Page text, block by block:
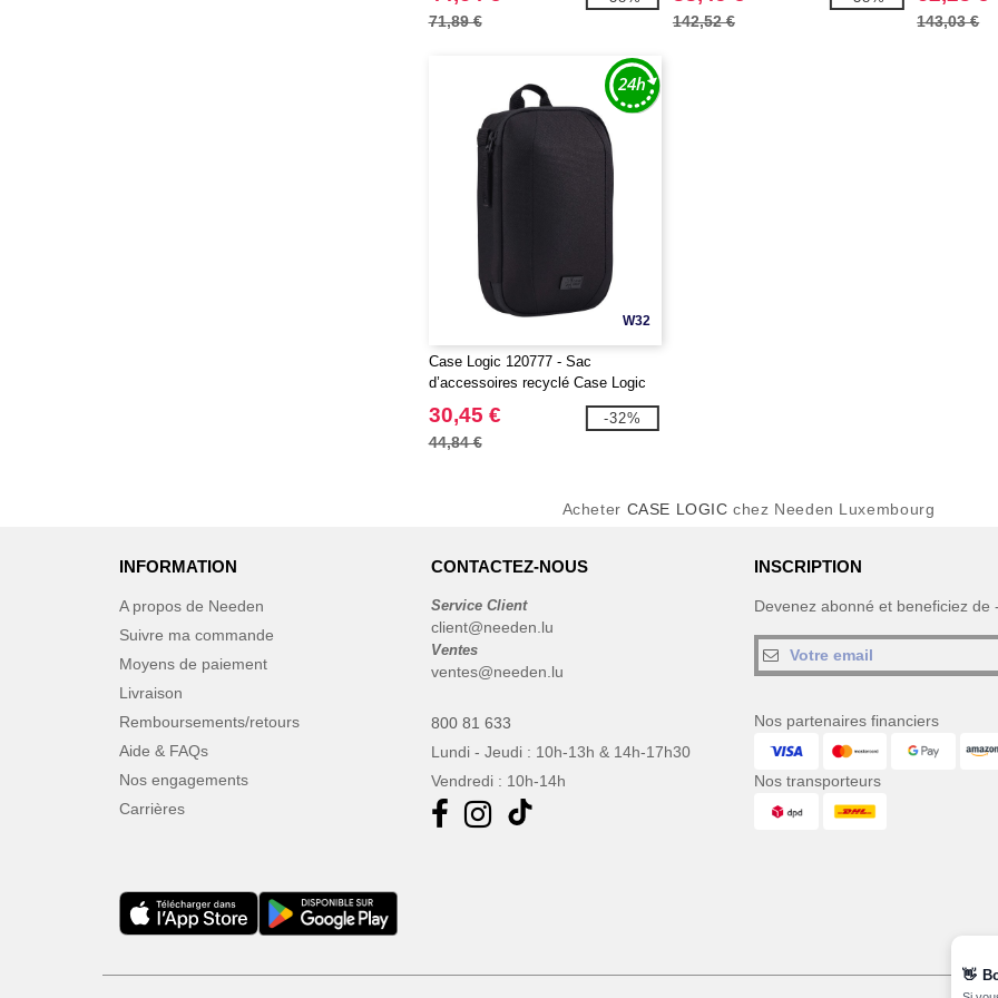
Larkwood
Marksman
Mepal (23)
Moleskine
NEWGEN (7)
Needen (88)
71,89 € 142,52 € 143,03 €
W32
Case Logic 120777 - Sac
d’accessoires recyclé Case Logic
Invigo
30,45 €
44,84 €
-32%
Acheter CASE LOGIC chez Needen Luxembourg
INFORMATION
A propos de Needen
Suivre ma commande
Moyens de paiement
Livraison
Remboursements/retours
Aide & FAQs
Nos engagements
Carrières
CONTACTEZ-NOUS
Service Client
client@needen.lu
Ventes
ventes@needen.lu
800 81 633
Lundi - Jeudi : 10h-13h & 14h-17h30
Vendredi : 10h-14h
INSCRIPTION
Devenez abonné et beneficiez
Nos partenaires financiers
Nos transporteurs
👋